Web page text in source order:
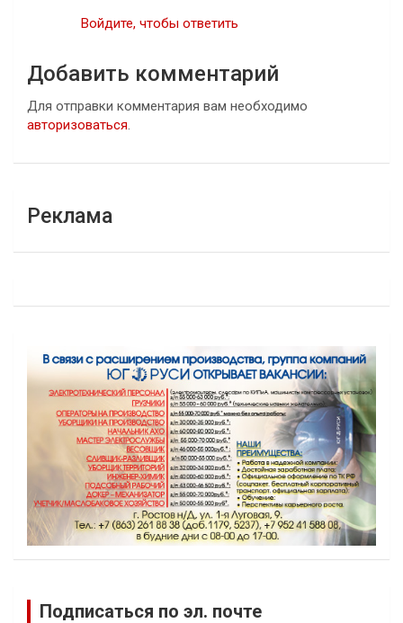
Войдите, чтобы ответить
Добавить комментарий
Для отправки комментария вам необходимо
авторизоваться.
Реклама
Подписаться по эл. почте